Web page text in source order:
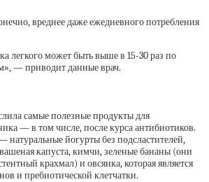
вреднее даже ежедневного потребления
легкого может быть выше в 15-30 раз по
— приводит данные врач.
самые полезные продукты для
— в том числе, после курса антибиотиков.
натуральные йогурты без подсластителей,
капуста, кимчи, зеленые бананы (они
крахмал) и овсянка, которая является
и пребиотической клетчатки.